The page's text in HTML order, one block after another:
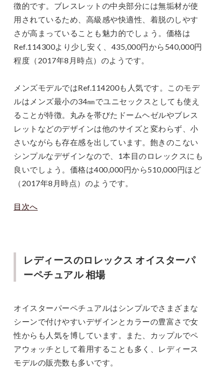
徴的です。ブレスレットの中央部分には無垢材が使
用されているため、高級感や快適性、着脱のしやす
さが高まっていることも魅力的でしょう。価格は
Ref.114300より少し安く、435,000円から540,000円
程度（2017年8月時点）のようです。
メンズモデルではRef.114200も人気です。このモデ
ルはメンズ最小の34㎜でユニセックスとしても使え
ることが特徴。丸みを帯びたドームヘゼルやブレス
レットなどのデザインは他のサイズと変わらず、小
さいながらも存在感を出しています。飽きのこない
シンプルなデザインなので、1本目のロレックスにも
良いでしょう。価格は400,000円から510,000円ほど
（2017年8月時点）のようです。
目次へ
レディースのロレックス オイスターパ
ーペチュアル 相場
オイスターパーペチュアルはシンプルでさまざまな
シーンで付けやすいデザインとカラーの豊富さで女
性からも人気を博しています。また、カップルでペ
アウォッチとして着用することも多く、レディース
モデルの販売数も多いです。